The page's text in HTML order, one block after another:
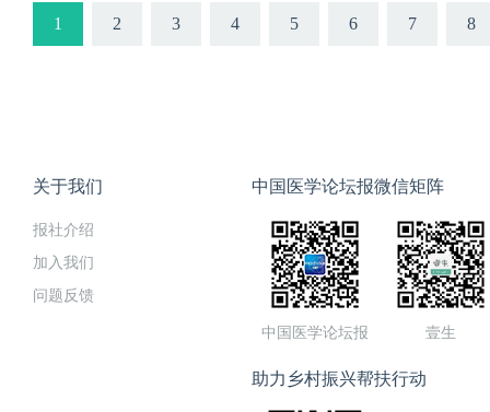
1 2 3 4 5 6 7 8
关于我们
报社介绍
加入我们
问题反馈
中国医学论坛报微信矩阵
中国医学论坛报 壹生
助力乡村振兴帮扶行动